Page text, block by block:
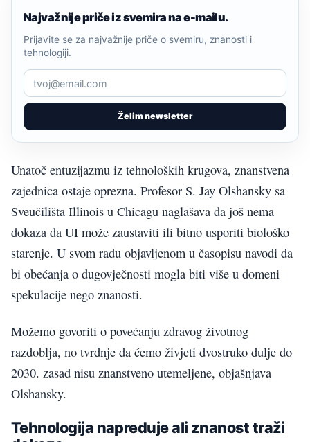
Najvažnije priče iz svemira na e-mailu.
Želim newsletter
Prijavite se za najvažnije priče o svemiru, znanosti i
tehnologiji.
Unatoč entuzijazmu iz tehnoloških krugova, znanstvena
zajednica ostaje oprezna. Profesor S. Jay Olshansky sa
Sveučilišta Illinois u Chicagu naglašava da još nema
dokaza da UI može zaustaviti ili bitno usporiti biološko
starenje. U svom radu objavljenom u časopisu navodi da
bi obećanja o dugovječnosti mogla biti više u domeni
spekulacije nego znanosti.
Možemo govoriti o povećanju zdravog životnog
razdoblja, no tvrdnje da ćemo živjeti dvostruko dulje do
2030. zasad nisu znanstveno utemeljene, objašnjava
Olshansky.
Tehnologija napreduje ali znanost traži